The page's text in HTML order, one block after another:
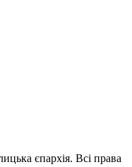
єпархія. Всі права